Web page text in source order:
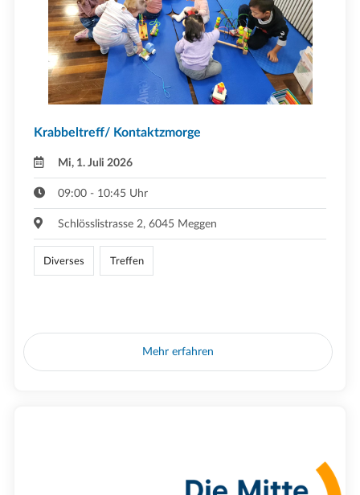
Krabbeltreff/ Kontaktzmorge
Mi, 1. Juli 2026
09:00 - 10:45 Uhr
Schlösslistrasse 2, 6045 Meggen
Diverses Treffen
Mehr erfahren